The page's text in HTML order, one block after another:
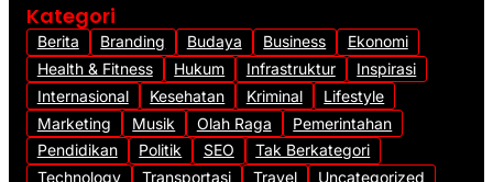
Kategori
Berita Branding Budaya Business
Ekonomi
Health & Fitness
Hukum Infrastruktur
Inspirasi
Internasional
Kesehatan Kriminal
Lifestyle
Marketing
Musik Olah Raga
Pemerintahan
Pendidikan
Politik SEO
Tak Berkategori
Technology
Transportasi Travel Uncategorized